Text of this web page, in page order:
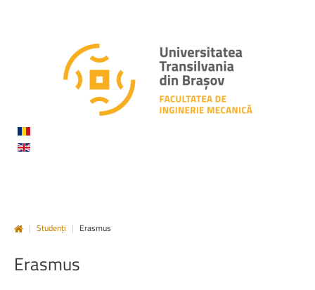
| Studenți | Erasmus
Erasmus